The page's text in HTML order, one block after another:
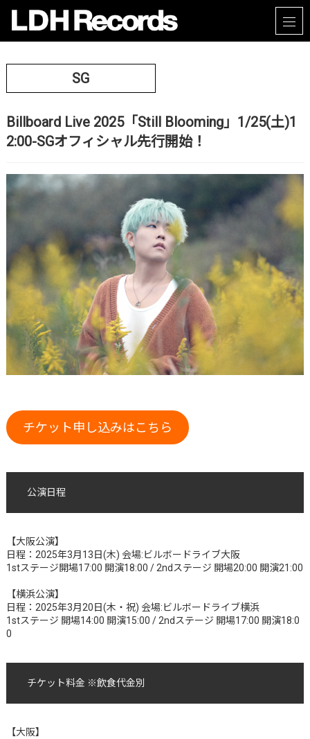
SG
Billboard Live 2025「Still Blooming」1/25(土)1
2:00-SGオフィシャル先行開始！
チケット申し込みはこちら
公演日程
【大阪公演】
日程：2025年3月13日(木) 会場:ビルボードライブ大阪
1stステージ開場17:00 開演18:00 / 2ndステージ 開場20:00 開演21:00
【横浜公演】
日程：2025年3月20日(木・祝) 会場:ビルボードライブ横浜
1stステージ 開場14:00 開演15:00 / 2ndステージ 開場17:00 開演18:0
0
チケット料金 ※飲食代金別
【大阪】